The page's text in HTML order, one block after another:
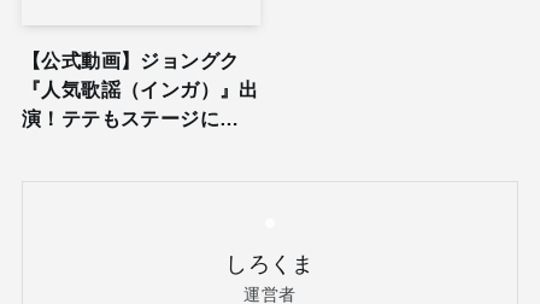
【公式動画】ジョングク
『人気歌謡（インガ）』出
演！テテもステージに…
しろくま
運営者